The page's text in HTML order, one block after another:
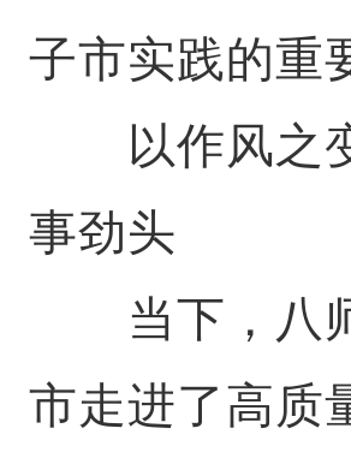
子市实践的重
以作风之
事劲头
当下，八
市走进了高质